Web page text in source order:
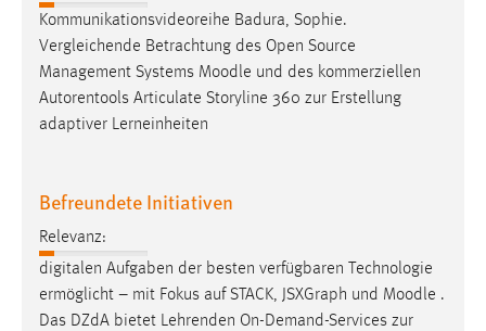
Kommunikationsvideoreihe Badura, Sophie.
Vergleichende Betrachtung des Open Source
Management Systems Moodle und des kommerziellen
Autorentools Articulate Storyline 360 zur Erstellung
adaptiver Lerneinheiten
Befreundete Initiativen
Relevanz:
digitalen Aufgaben der besten verfügbaren Technologie
ermöglicht – mit Fokus auf STACK, JSXGraph und Moodle .
Das DZdA bietet Lehrenden On-Demand-Services zur
Statistik Cookies erfassen Informationen anonym.
Diese Informationen helfen uns zu verstehen, wie
unsere Besucher unsere Website nutzen.
Matomo
Zugriffsstatistik
Cookie Laufzeit:
Max. 13 Monate